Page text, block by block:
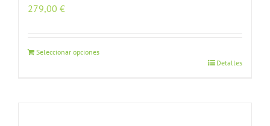
279,00 €
Seleccionar opciones
Detalles